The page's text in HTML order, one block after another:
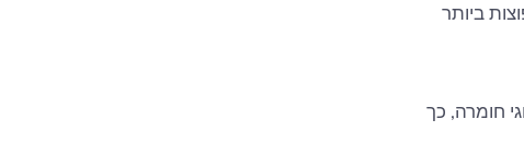
ביותר
חומרה, כך